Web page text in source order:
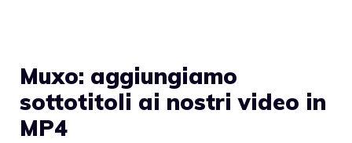
Muxo: aggiungiamo
sottotitoli ai nostri video in
MP4